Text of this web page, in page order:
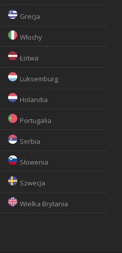
Grecja
Włochy
Łotwa
Luksemburg
Holandia
Portugalia
Serbia
Słowenia
Szwecja
Wielka Brytania